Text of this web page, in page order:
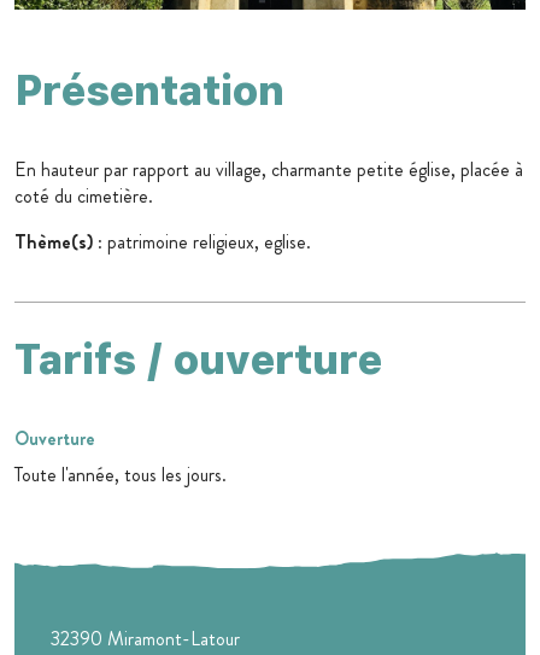
Présentation
En hauteur par rapport au village, charmante petite église, placée à
coté du cimetière.
Thème(s) : patrimoine religieux, eglise.
Tarifs / ouverture
Ouverture
Toute l'année, tous les jours.
32390 Miramont-Latour